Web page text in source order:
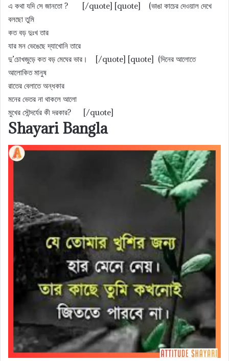
এ কথা যদি সে জানতো ? [/quote] [quote] (ভাঙা কাচের দেওয়াল দেখে
বলছো তুমি
কত বড় দুঃখ তার
যার মন ভেঙেছে দ্যাখোনি তারে
দু’চোখজুড়ে কত বড় মেঘের ভার। [/quote] [quote] (দিনের আলোতে
আলোকিত মানুষ
রাতের বেলাতে অন্ধকার
মনের ভেতর না থাকলে আলো
মুখের সৌন্দর্যের কী দরকার? [/quote]
Shayari Bangla